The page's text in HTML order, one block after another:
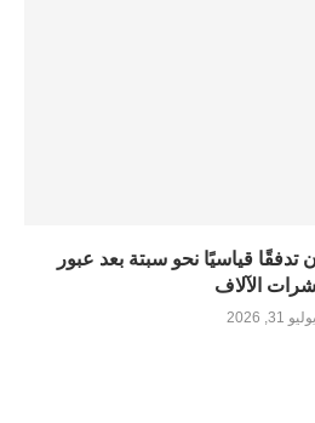
تدفقًا قياسيًا نحو سبتة بعد عبور
الآلاف
يوليو 31, 2026